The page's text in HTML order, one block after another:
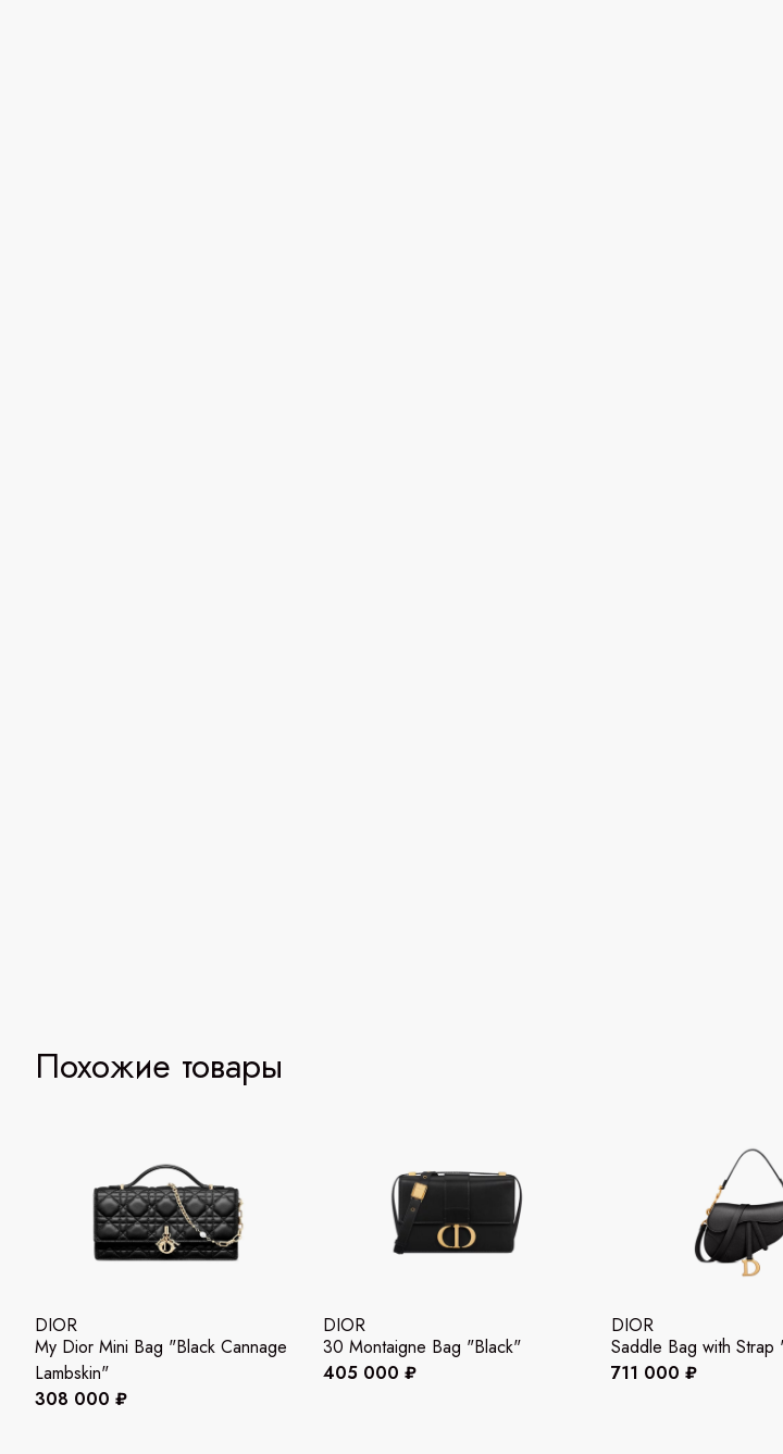
Похожие товары
DIOR
My Dior Mini Bag "Black Cannage
Lambskin"
308 000 ₽
DIOR
30 Montaigne Bag "Black"
405 000 ₽
DIOR
Saddle Bag with Strap
711 000 ₽